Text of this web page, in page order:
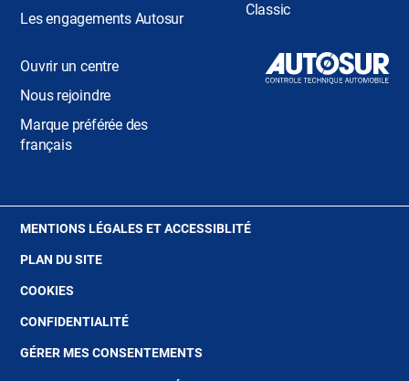
Les engagements Autosur
Classic
Ouvrir un centre
Nous rejoindre
Marque préférée des
français
MENTIONS LÉGALES ET ACCESSIBLITÉ(OUVRE
PLAN DU SITE
COOKIES
UNE
FENÊTRE)
CONFIDENTIALITÉ(OUVRE
UNE
GÉRER MES CONSENTEMENTS